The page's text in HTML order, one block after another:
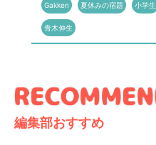
Gakken 夏休みの宿題 小学生
青木伸生
編集部おすすめ